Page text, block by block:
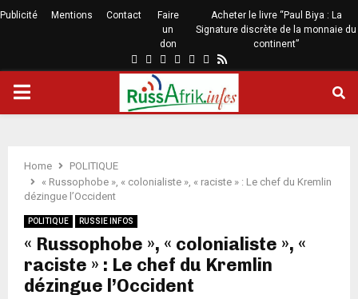
Publicité Mentions Contact
Faire
un
don
Acheter le livre “Paul Biya : La
Signature discrète de la monnaie du
continent”
Home
POLITIQUE
« Russophobe », « colonialiste », « raciste » : Le chef du Kremlin
dézingue l’Occident
POLITIQUE RUSSIE INFOS
« Russophobe », « colonialiste », «
raciste » : Le chef du Kremlin
dézingue l’Occident